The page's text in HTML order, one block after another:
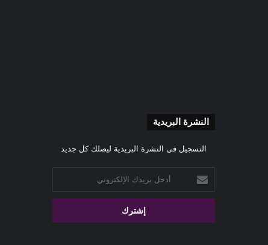
النشرة البريدية
التسجيل فى النشرة البريدية ليصلك كل جديد
بريدك
الإلكتروني